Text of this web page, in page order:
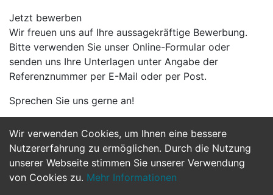
Wir verwenden Cookies, um Ihnen eine bessere
Nutzererfahrung zu ermöglichen. Durch die Nutzung
unserer Webseite stimmen Sie unserer Verwendung
von Cookies zu. Mehr Informationen
Jetzt bewerben
Wir freuen uns auf Ihre aussagekräftige Bewerbung.
Bitte verwenden Sie unser Online-Formular oder
senden uns Ihre Unterlagen unter Angabe der
Referenznummer per E-Mail oder per Post.
Sprechen Sie uns gerne an!
Jetzt Bewerben